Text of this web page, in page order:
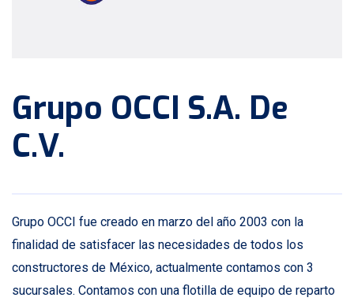
Grupo OCCI S.A. De
C.V.
Grupo OCCI fue creado en marzo del año 2003 con la
finalidad de satisfacer las necesidades de todos los
constructores de México, actualmente contamos con 3
sucursales. Contamos con una flotilla de equipo de reparto